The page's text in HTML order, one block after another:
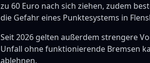
zu 60 Euro nach sich ziehen, zudem
die Gefahr eines Punktesystems in
Seit 2026 gelten außerdem strengere
Unfall ohne funktionierende Bremsen
ablehnen.